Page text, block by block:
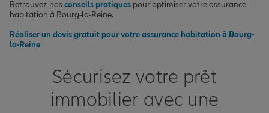
Retrouvez nos conseils pratiques pour optimiser votre assurance
habitation à Bourg-la-Reine.
Réaliser un devis gratuit pour votre assurance habitation à Bourg-
la-Reine
Sécurisez votre prêt
immobilier avec une